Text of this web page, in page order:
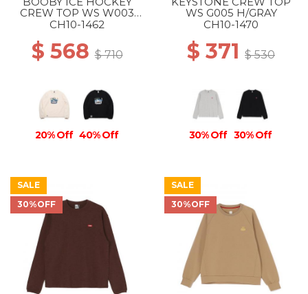
CREW TOP WS W003
H/NATURAL
CH10-1462
$ 568$ 710
20% Off 40% Off
WS G005 H/GRAY
CH10-1470
$ 371 $ 530
30% Off 30% Off
SALE
30%OFF
SALE
30%OFF